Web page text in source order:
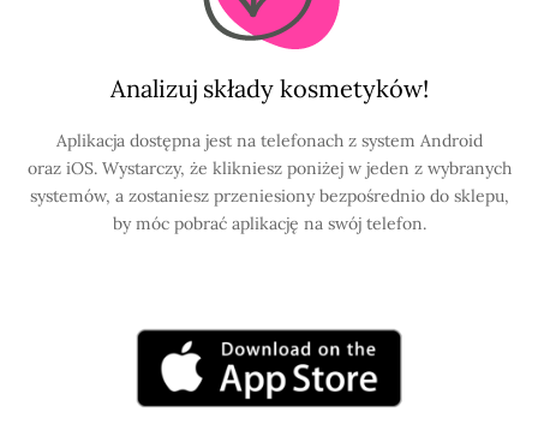
Analizuj składy kosmetyków!
Aplikacja dostępna jest na telefonach z system Android
oraz iOS. Wystarczy, że klikniesz poniżej w jeden z wybranych
systemów, a zostaniesz przeniesiony bezpośrednio do sklepu,
by móc pobrać aplikację na swój telefon.